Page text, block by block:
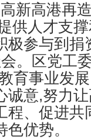
新高港再
供人才支
极参与到捐
。区党工
育事业发
诚意,努力
程、促进共
优势。